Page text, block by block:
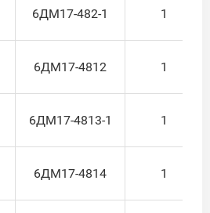
6ДМ17-482-1 1
6ДМ17-4812 1
6ДМ17-4813-1 1
6ДМ17-4814 1